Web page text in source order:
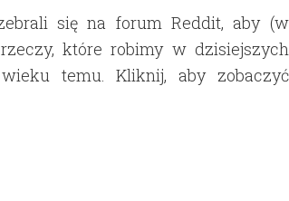
się na forum Reddit, aby (w
które robimy w dzisiejszych
temu. Kliknij, aby zobaczyć